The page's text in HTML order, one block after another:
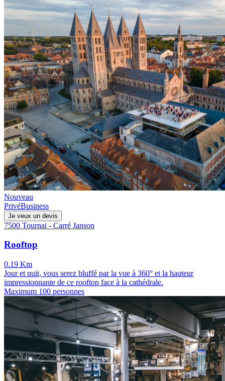
Nouveau
PrivéBusiness
Je veux un devis
7500 Tournai - Carré Janson
Rooftop
0.19 Km
Jour et nuit, vous serez bluffé par la vue à 360° et la hauteur
impressionnante de ce rooftop face à la cathédrale.
Maximum 100 personnes